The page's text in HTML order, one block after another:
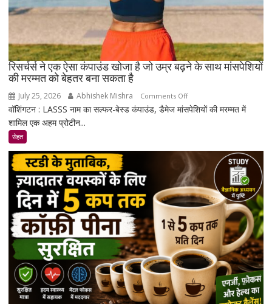
रिसर्चर्स ने एक ऐसा कंपाउंड खोजा है जो उम्र बढ़ने के साथ मांसपेशियों
की मरम्मत को बेहतर बना सकता है
July 25, 2026 Abhishek Mishra Comments Offon
रिसर्चर्स
ऐसा
कंपाउंड
खोजा
है
जो
बढ़ने
के
साथ
मांसपेशियों
की
मरम्मत
वॉशिंगटन : LASSS नाम का सल्फर-बेस्ड कंपाउंड, डैमेज मांसपेशियों की मरम्मत में
शामिल एक अहम प्रोटीन...
सेहत